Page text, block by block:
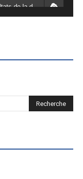
5. L'heure de la vérité - Les résultats de la désodéissance et de l'obeissance - RED Burkina